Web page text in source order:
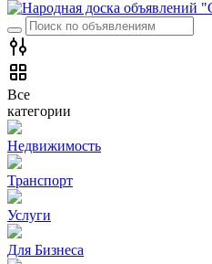
Все
категории
Недвижимость
Транспорт
Услуги
Для Бизнеса